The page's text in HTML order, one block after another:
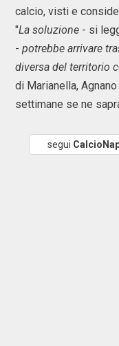
calcio, visti e
"La soluzione - si
- potrebbe arrivare
diversa del territorio
di Marianella,
settimane se ne
segui